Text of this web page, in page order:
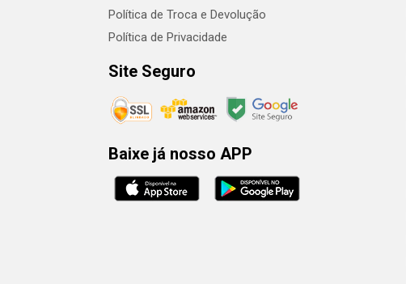
Política de Troca e Devolução
Política de Privacidade
Site Seguro
Baixe já nosso APP